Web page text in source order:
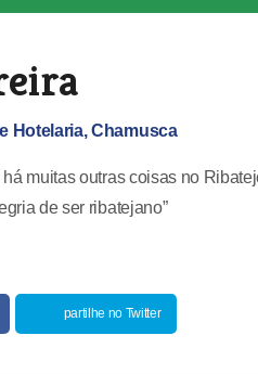
Hotelaria, Chamusca
muitas outras coisas no
de ser ribatejano”
partilhe no Twitter